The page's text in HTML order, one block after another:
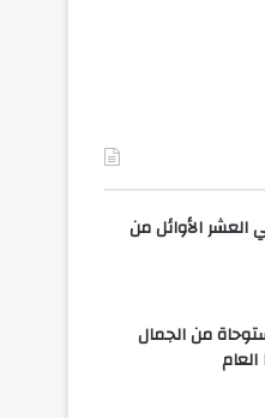
الأوائل من
من الجمال
العام